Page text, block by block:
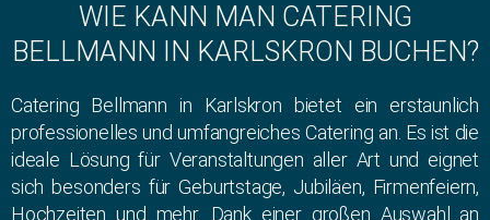
WIE KANN MAN CATERING
BELLMANN IN KARLSKRON BUCHEN?
Catering Bellmann in Karlskron bietet ein erstaunlich
professionelles und umfangreiches Catering an. Es ist die
ideale Lösung für Veranstaltungen aller Art und eignet
sich besonders für Geburtstage, Jubiläen, Firmenfeiern,
Hochzeiten und mehr. Dank einer großen Auswahl an